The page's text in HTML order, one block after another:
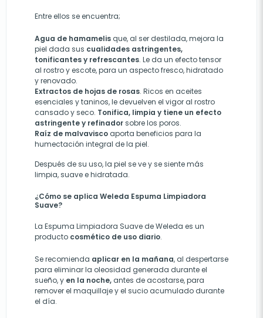
Entre ellos se encuentra;
Agua de hamamelis que, al ser destilada, mejora la
piel dada sus cualidades astringentes,
tonificantes y refrescantes. Le da un efecto tensor
al rostro y escote, para un aspecto fresco, hidratado
y renovado.
Extractos de hojas de rosas. Ricos en aceites
esenciales y taninos, le devuelven el vigor al rostro
cansado y seco. Tonifica, limpia y tiene un efecto
astringente y refinadorsobre los poros.
Raíz de malvavisco aporta beneficios para la
humectación integral de la piel.
Después de su uso, la piel se ve y se siente más
limpia, suave e hidratada.
¿Cómo se aplica Weleda Espuma Limpiadora
Suave?
La Espuma Limpiadora Suave de Weleda es un
producto cosmético de uso diario.
Se recomienda aplicar en la mañana, al despertarse
para eliminar la oleosidad generada durante el
sueño, y en la noche, antes de acostarse, para
remover el maquillaje y el sucio acumulado durante
el día.